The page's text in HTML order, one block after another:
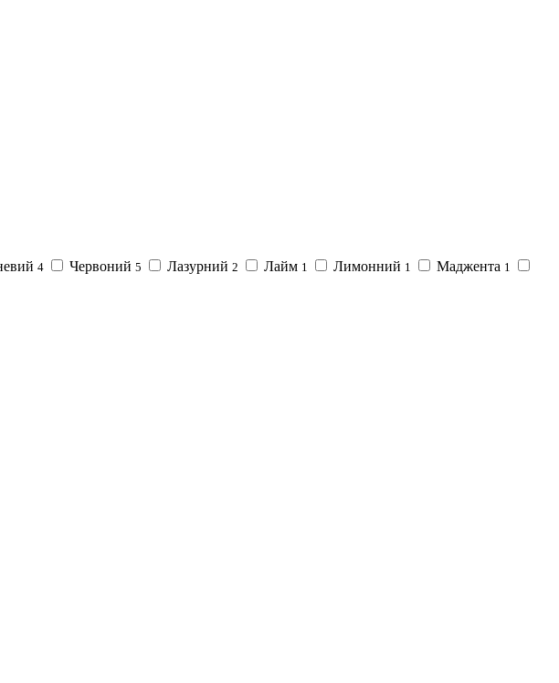
4 Червоний 5 Лазурний 2 Лайм 1 Лимонний 1 Маджента 1